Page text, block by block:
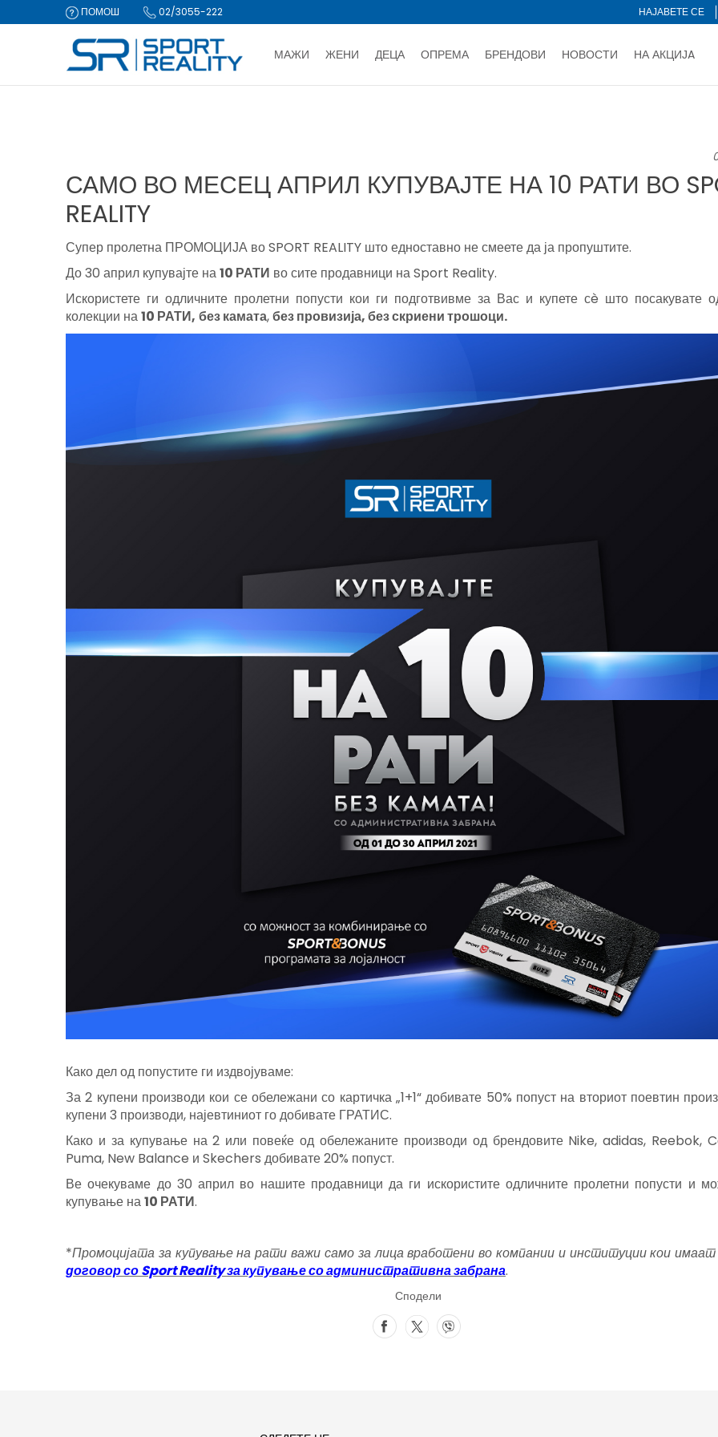
ПОМОШ 02/3055-222 НАЈАВЕТЕ СЕ
МАЖИ ЖЕНИ ДЕЦА ОПРЕМА БРЕНДОВИ НОВОСТИ НА АКЦИЈA
САМО ВО МЕСЕЦ АПРИЛ КУПУВАЈТЕ НА 10 РАТИ ВО
REALITY
Супер пролетна ПРОМОЦИЈА во SPORT REALITY што едноставно не смеете да ја пропуштите.
До 30 април купувајте на10 РАТИ во сите продавници на Sport Reality.
Искористете ги одличните пролетни попусти кои ги подготвивме за Вас и купете сè што посакувате
колекции на10 РАТИ, без камата,без провизија, без скриени трошоци.
Како дел од попустите ги издвојуваме:
За 2 купени производи кои се обележани со картичка „1+1“ добивате 50% попуст на вториот поевтин
купени 3 производи, најевтиниот го добивате ГРАТИС.
Како и за купување на 2 или повеќе од обележаните производи од брендовите Nike, adidas, Reebok,
Puma, New Balance и Skechers добивате 20% попуст.
Ве очекуваме до 30 април во нашите продавници да ги искористите одличните пролетни попусти и
купување на10 РАТИ.
*Промоцијата за купување на рати важи само за лица вработени во компании и институции кои имаат
договор со Sport Reality за купување со административна забрана.
Сподели